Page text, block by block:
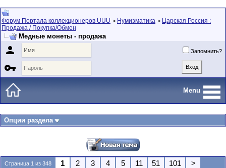
Форум Портала коллекционеров UUU > Нумизматика > Царская Россия :
Продажа / Покупка/Обмен
Медные монеты - продажа
 Запомнить?

Menu
Опции раздела
Страница 1 из 348 1 2 3 4 5 11 51 101
>